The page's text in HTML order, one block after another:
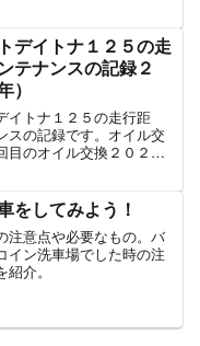
デイトナ１２５の走
テナンスの記録２
）
イトナ１２５の走行距
スの記録です。オイル交
目のオイル交換２０２５
いました。前回のオイル
過ぎていまし...
をしてみよう！
注意点や必要なもの。バ
イン洗車場でした時の注
介。